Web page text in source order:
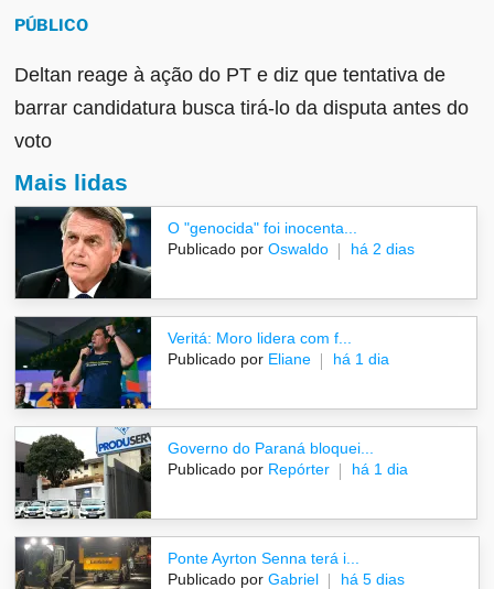
PÚBLICO
Deltan reage à ação do PT e diz que tentativa de
barrar candidatura busca tirá-lo da disputa antes do
voto
Mais lidas
O "genocida" foi inocenta...
Publicado por Oswaldo há 2 dias
Veritá: Moro lidera com f...
Publicado por Eliane há 1 dia
Governo do Paraná bloquei...
Publicado por Repórter há 1 dia
Ponte Ayrton Senna terá i...
Publicado por Gabriel há 5 dias